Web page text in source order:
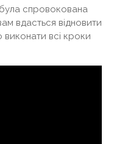
спровокована
вдасться відновити
всі кроки